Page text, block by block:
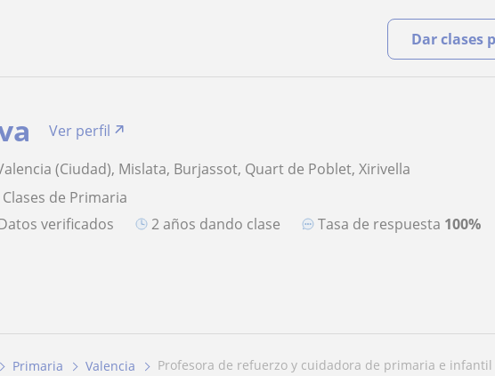
Dar clases
Ver perfil
(Ciudad), Mislata, Burjassot, Quart de Poblet, Xirivella
Clases de Primaria
Datos verificados
2 años dando clase Tasa de respuesta 100%
Primaria Valencia profesora de refuerzo y cuidadora de primaria e infantil